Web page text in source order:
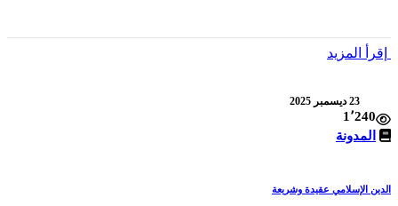
إقرأ المزيد
23 ديسمبر 2025
1٬240
المدونة
الدين الإسلامي عقيدة وشريعة